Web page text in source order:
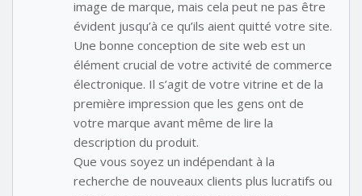
image de marque, mais cela peut ne pas être
évident jusqu’à ce qu’ils aient quitté votre site.
Une bonne conception de site web est un
élément crucial de votre activité de commerce
électronique. Il s’agit de votre vitrine et de la
première impression que les gens ont de
votre marque avant même de lire la
description du produit.
Que vous soyez un indépendant à la
recherche de nouveaux clients plus lucratifs ou